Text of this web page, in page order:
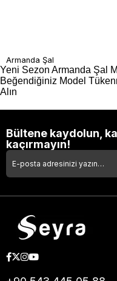
Armanda Şal
Yeni Sezon Armanda Şal
Beğendiğiniz Model
Alın
Bültene kaydolun,
kaçırmayın!